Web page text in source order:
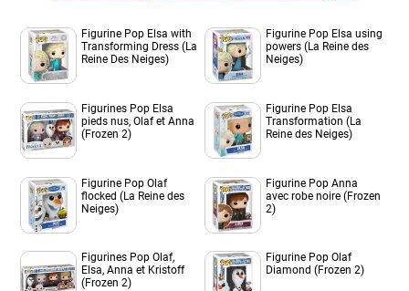
Figurine Pop Elsa with
Transforming Dress (La
Reine Des Neiges)
Figurine Pop Elsa using
powers (La Reine des
Neiges)
Figurines Pop Elsa
pieds nus, Olaf et Anna
(Frozen 2)
Figurine Pop Elsa
Transformation (La
Reine des Neiges)
Figurine Pop Olaf
flocked (La Reine des
Neiges)
Figurine Pop Anna
avec robe noire (Frozen
2)
Figurines Pop Olaf,
Elsa, Anna et Kristoff
(Frozen 2)
Figurine Pop Olaf
Diamond (Frozen 2)